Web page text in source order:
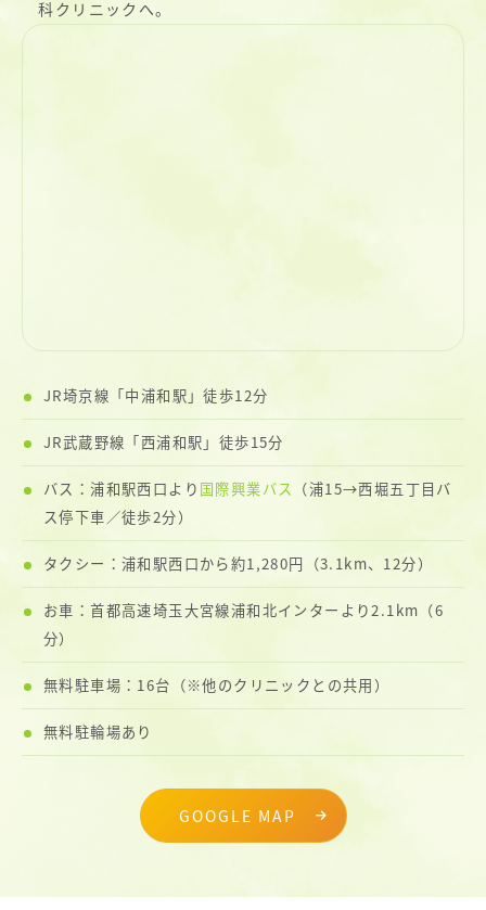
科クリニックへ。
JR埼京線「中浦和駅」徒歩12分
JR武蔵野線「西浦和駅」徒歩15分
バス：浦和駅西口より 国際興業バス
（浦15→西堀五丁目バ
ス停下車／徒歩2分）
タクシー：浦和駅西口から約1,280円（3.1km、12分）
お車：首都高速埼玉大宮線浦和北インターより2.1km（6
分）
無料駐車場：16台（※他のクリニックとの共用）
無料駐輪場あり
GOOGLE MAP